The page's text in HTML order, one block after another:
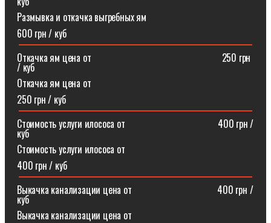
Размывка и откачка выгребных ям
600 грн / куб
Откачка ям цена от ⠀⠀⠀⠀⠀⠀⠀⠀⠀⠀⠀⠀⠀⠀⠀⠀⠀⠀250 грн
/ куб
Откачка ям цена от
250 грн / куб
Стоимость услуги илососа от⠀⠀⠀⠀⠀⠀⠀⠀⠀⠀⠀⠀⠀400 грн /
куб
Стоимость услуги илососа от
400 грн / куб
Выкачка канализации цена от⠀⠀⠀⠀⠀⠀⠀⠀⠀⠀⠀⠀400 грн /
куб
Выкачка канализации цена от